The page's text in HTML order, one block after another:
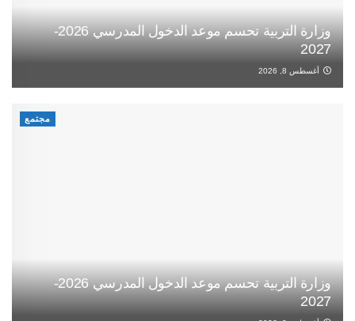
وزارة التربية تحسم موعد الدخول المدرسي 2026-
2027
أغسطس 8, 2026
مجتمع
وزارة التربية تحسم موعد الدخول المدرسي 2026-
2027